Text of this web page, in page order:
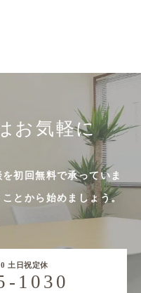
お気軽に
初回無料で承っていま
とから始めましょう。
土日祝定休
1030